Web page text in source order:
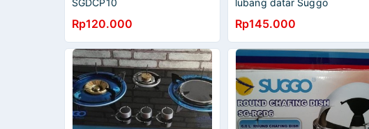
SGDCP10
Rp120.000
lubang datar Suggo
Rp145.000